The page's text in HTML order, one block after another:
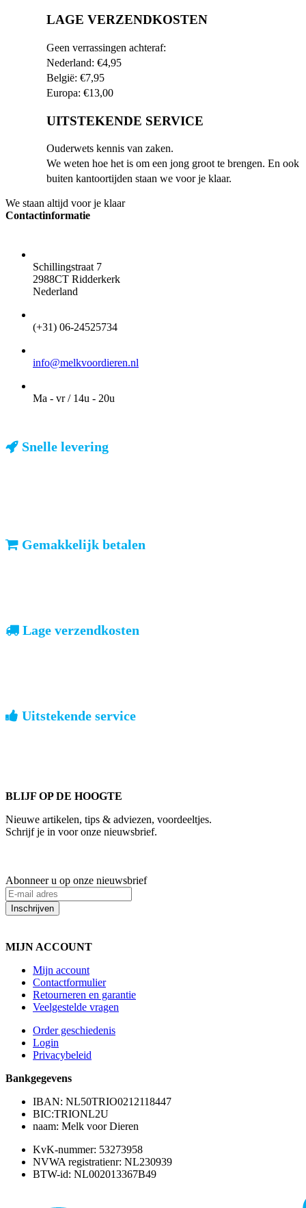
LAGE VERZENDKOSTEN
Geen verrassingen achteraf:
Nederland: €4,95
België: €7,95
Europa: €13,00
UITSTEKENDE SERVICE
Ouderwets kennis van zaken.
We weten hoe het is om een jong groot te brengen. En ook
buiten kantoortijden staan we voor je klaar.
We staan altijd voor je klaar
Contactinformatie
Schillingstraat 7
2988CT Ridderkerk
Nederland
(+31) 06-24525734
info@melkvoordieren.nl
Ma - vr / 14u - 20u
Snelle levering
Gemakkelijk betalen
Lage verzendkosten
Uitstekende service
BLIJF OP DE HOOGTE
Nieuwe artikelen, tips & adviezen, voordeeltjes.
Schrijf je in voor onze nieuwsbrief.
Abonneer u op onze nieuwsbrief
Inschrijven
MIJN ACCOUNT
Mijn account
Contactformulier
Retourneren en garantie
Veelgestelde vragen
Order geschiedenis
Login
Privacybeleid
Bankgegevens
IBAN: NL50TRIO0212118447
BIC:TRIONL2U
naam: Melk voor Dieren
KvK-nummer: 53273958
NVWA registratienr: NL230939
BTW-id: NL002013367B49